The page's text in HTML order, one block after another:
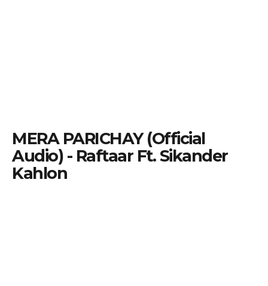
MERA PARICHAY (Official
Audio) - Raftaar Ft. Sikander
Kahlon